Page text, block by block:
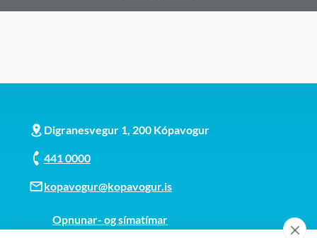
Digranesvegur 1, 200 Kópavogur
441 0000
kopavogur@kopavogur.is
Opnunar- og símatímar